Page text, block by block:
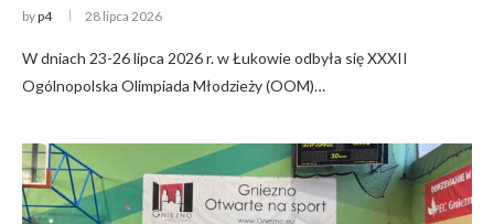
byp4 28 lipca 2026
W dniach 23-26 lipca 2026 r. w Łukowie odbyła się XXXII
Ogólnopolska Olimpiada Młodzieży (OOM)…